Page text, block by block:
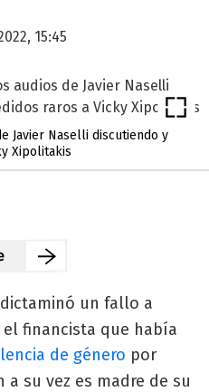
15:45
Javier Naselli discutiendo y
Xipolitakis
un fallo a
el financista que había
de género por
a su vez es madre de su